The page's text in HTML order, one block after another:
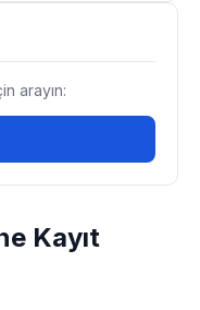
Kayıt
arayın: